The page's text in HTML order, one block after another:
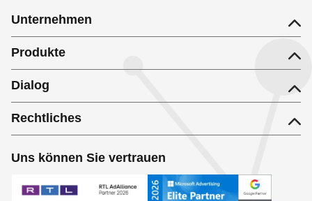
Unternehmen
Produkte
Dialog
Rechtliches
Uns können Sie vertrauen